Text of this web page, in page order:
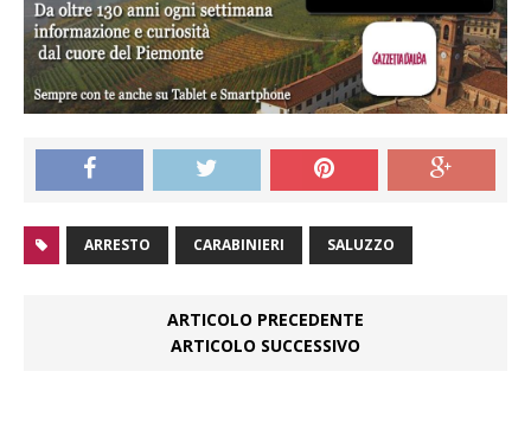
ARRESTO CARABINIERI SALUZZO
ARTICOLO PRECEDENTE
ARTICOLO SUCCESSIVO